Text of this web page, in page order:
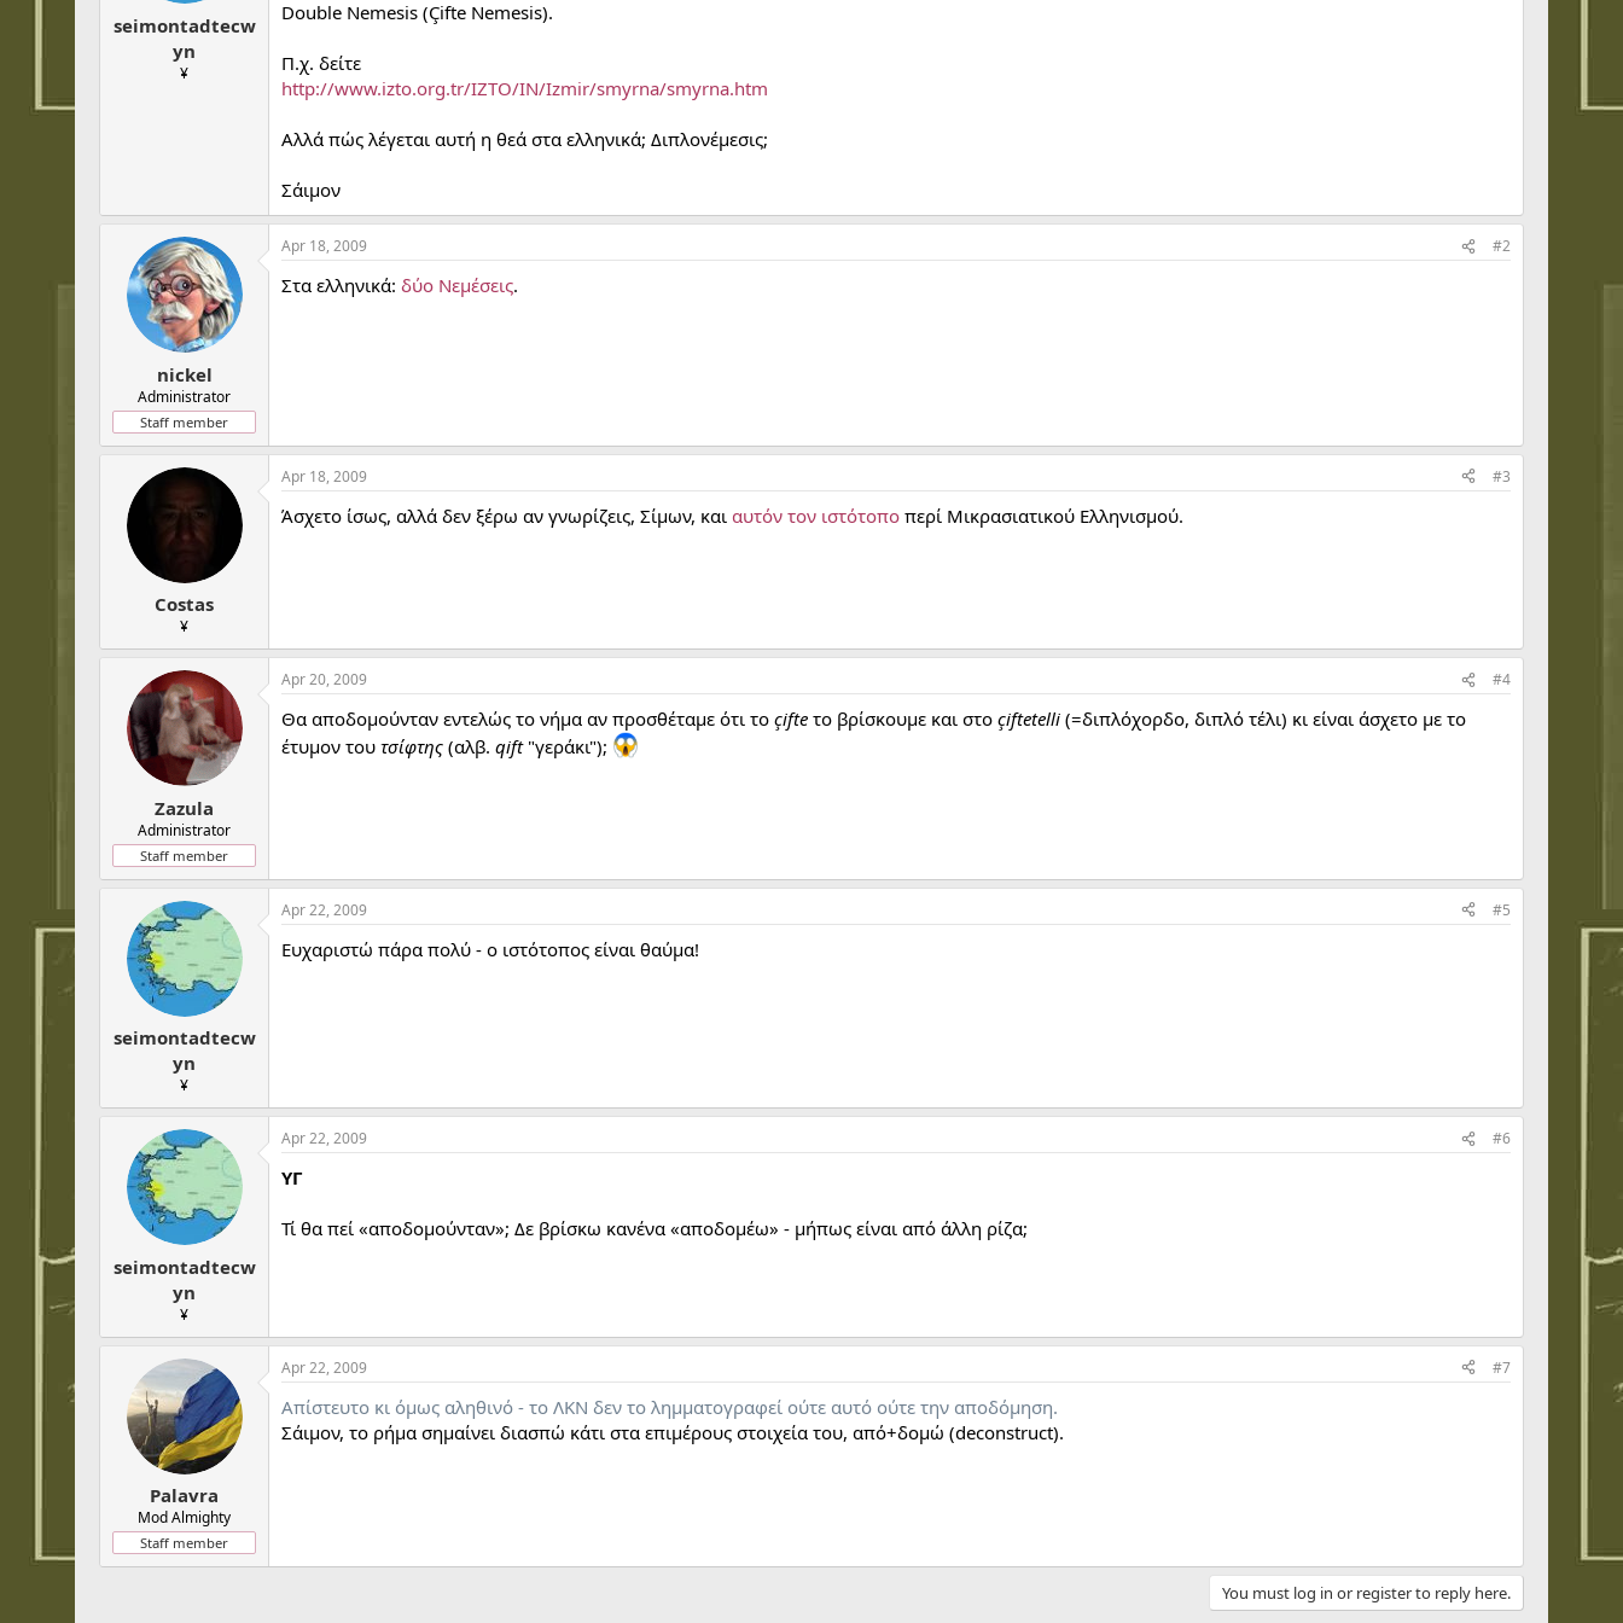
a
e
seimontadtecw
yn
¥
Double Nemesis (Çifte Nemesis).
Π.χ. δείτε
http://www.izto.org.tr/IZTO/IN/Izmir/smyrna/smyrna.htm
Αλλά πώς λέγεται αυτή η θεά στα ελληνικά; Διπλονέμεσις;
Σάιμον
nickel
Administrator
Staff member
Apr 18, 2009 #2
Στα ελληνικά: δύο Νεμέσεις.
Costas
¥
Apr 18, 2009 #3
Άσχετο ίσως, αλλά δεν ξέρω αν γνωρίζεις, Σίμων, και αυτόν τον ιστότοπο περί Μικρασιατικού Ελληνισμού.
Zazula
Administrator
Staff member
Apr 20, 2009 #4
Θα αποδομούνταν εντελώς το νήμα αν προσθέταμε ότι το çifte το βρίσκουμε και στο çiftetelli (=διπλόχορδο, διπλό τέλι) κι είναι άσχετο με το
έτυμον του τσίφτης (αλβ. qift"γεράκι");
seimontadtecw
yn
¥
Apr 22, 2009 #5
Ευχαριστώ πάρα πολύ - ο ιστότοπος είναι θαύμα!
seimontadtecw
yn
¥
Apr 22, 2009 #6
ΥΓ
Τί θα πεί «αποδομούνταν»; Δε βρίσκω κανένα «αποδομέω» - μήπως είναι από άλλη ρίζα;
Palavra
Mod Almighty
Staff member
Apr 22, 2009 #7
Απίστευτο κι όμως αληθινό - το ΛΚΝ δεν το λημματογραφεί ούτε αυτό ούτε την αποδόμηση.
Σάιμον, το ρήμα σημαίνει διασπώ κάτι στα επιμέρους στοιχεία του, από+δομώ (deconstruct).
You must log in or register to reply here.